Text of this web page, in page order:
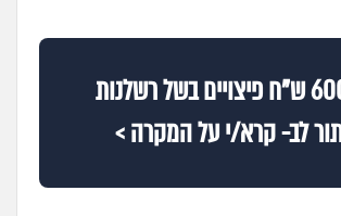
600,000 ש"ח פיצויים בשל רשלנות
לב- קרא/י על המקרה >